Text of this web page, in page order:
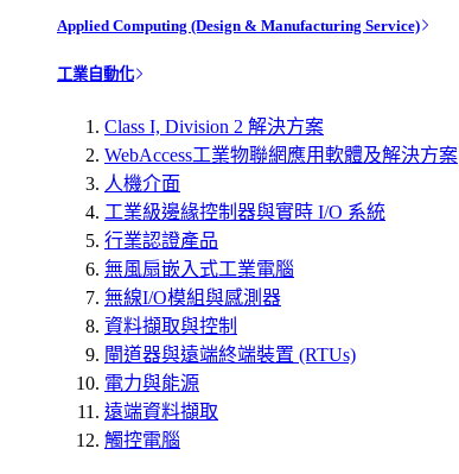
Applied Computing (Design & Manufacturing Service)
工業自動化
Class I, Division 2 解決方案
WebAccess工業物聯網應用軟體及解決方案
人機介面
工業級邊緣控制器與實時 I/O 系統
行業認證產品
無風扇嵌入式工業電腦
無線I/O模組與感測器
資料擷取與控制
閘道器與遠端終端裝置 (RTUs)
電力與能源
遠端資料擷取
觸控電腦